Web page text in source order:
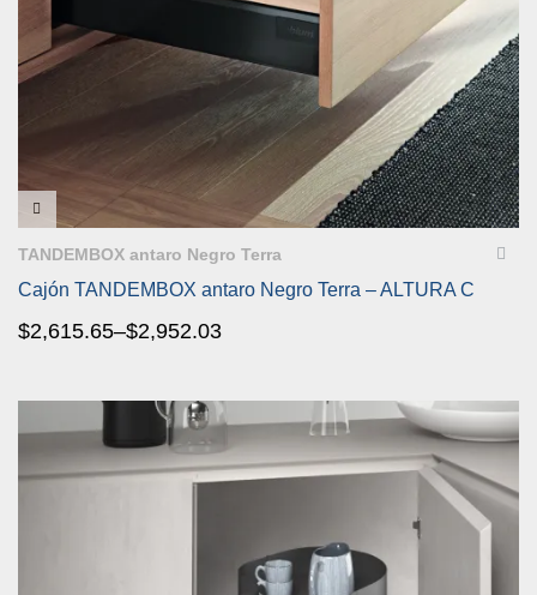
VISTA RÁPIDA
TANDEMBOX antaro Negro Terra
Cajón TANDEMBOX antaro Negro Terra – ALTURA C
$2,615.65–$2,952.03